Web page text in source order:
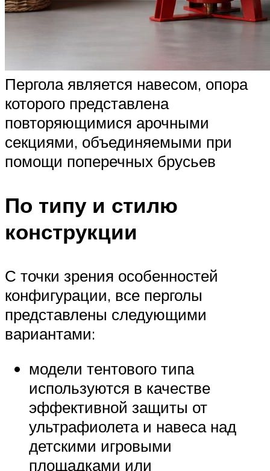
Пергола является навесом, опора
которого представлена
повторяющимися арочными
секциями, объединяемыми при
помощи поперечных брусьев
По типу и стилю
конструкции
С точки зрения особенностей
конфигурации, все перголы
представлены следующими
вариантами:
модели тентового типа
используются в качестве
эффективной защиты от
ультрафиолета и навеса над
детскими игровыми
площадками или